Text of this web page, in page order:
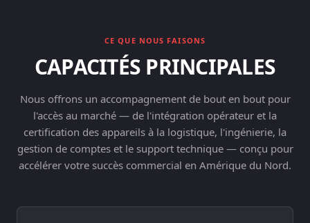
CE QUE NOUS FAISONS
CAPACITÉS PRINCIPALES
Nous offrons un accompagnement de bout en bout pour
l'accès au marché — de l'intégration opérateur et la
certification des appareils à la logistique, l'ingénierie, la
gestion de comptes et le support technique — conçu pour
accélérer votre succès commercial en Amérique du Nord.